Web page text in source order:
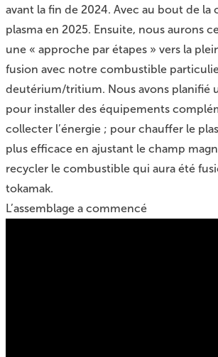
avant la fin de 2024. Avec au bout de la
plasma en 2025. Ensuite, nous aurons
une « approche par étapes » vers la
fusion avec notre combustible
deutérium/tritium. Nous avons planifié
pour installer des équipements
collecter l’énergie ; pour chauffer le
plus efficace en ajustant le champ
recycler le combustible qui aura été
tokamak.
L’assemblage a commencé